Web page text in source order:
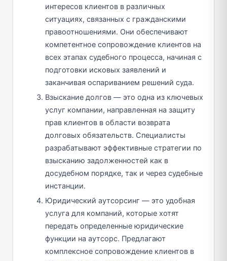
интересов клиентов в различных
ситуациях, связанных с гражданскими
правоотношениями. Они обеспечивают
компетентное сопровождение клиентов на
всех этапах судебного процесса, начиная с
подготовки исковых заявлений и
заканчивая оспариванием решений суда.
Взыскание долгов — это одна из ключевых
услуг компании, направленная на защиту
прав клиентов в области возврата
долговых обязательств. Специалисты
разрабатывают эффективные стратегии по
взысканию задолженностей как в
досудебном порядке, так и через судебные
инстанции.
Юридический аутсорсинг — это удобная
услуга для компаний, которые хотят
передать определенные юридические
функции на аутсорс. Предлагают
комплексное сопровождение клиентов в